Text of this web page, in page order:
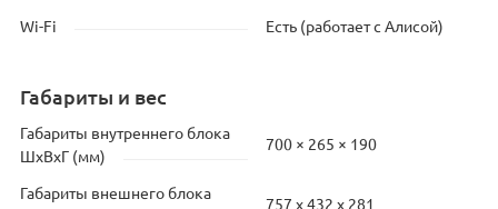
Wi-Fi Есть (работает с Алисой)
Габариты и вес
Габариты внутреннего блока
ШхВхГ (мм)
700 × 265 × 190
Габариты внешнего блока
757 х 432 х 281